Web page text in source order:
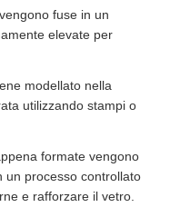
fuse in un
elevate per
modellato nella
utilizzando stampi o
formate vengono
un processo controllato
e rafforzare il vetro.